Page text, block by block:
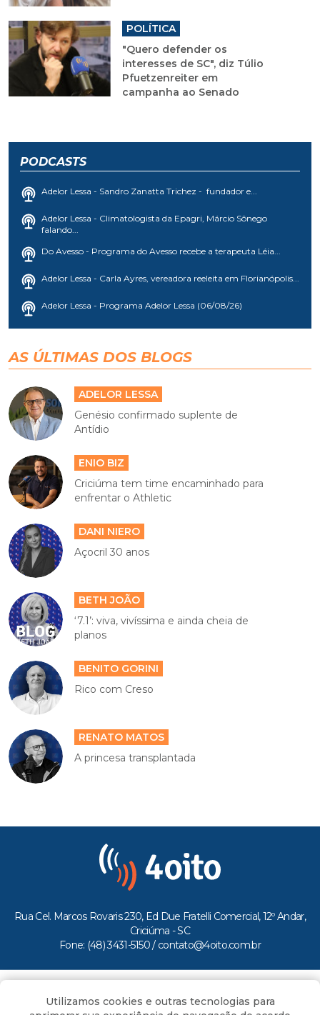
POLÍTICA
"Quero defender os
interesses de SC", diz Túlio
Pfuetzenreiter em
campanha ao Senado
PODCASTS
Adelor Lessa - Sandro Zanatta Trichez - fundador e...
Adelor Lessa - Climatologista da Epagri, Márcio Sônego
falando...
Do Avesso - Programa do Avesso recebe a terapeuta Léia...
Adelor Lessa - Carla Ayres, vereadora reeleita em Florianópolis...
Adelor Lessa - Programa Adelor Lessa (06/08/26)
AS ÚLTIMAS DOS BLOGS
ADELOR LESSA
Genésio confirmado suplente de
Antídio
ENIO BIZ
Criciúma tem time encaminhado para
enfrentar o Athletic
DANI NIERO
Açocril 30 anos
BETH JOÃO
‘7.1’: viva, vivíssima e ainda cheia de
planos
BENITO GORINI
Rico com Creso
RENATO MATOS
A princesa transplantada
Rua Cel. Marcos Rovaris 230, Ed Due Fratelli Comercial, 12º Andar,
Criciúma - SC
Fone: (48) 3431-5150 / contato@4oito.com.br
Todos os direitos reservados ao Portal 4oito
Utilizamos cookies e outras tecnologias para